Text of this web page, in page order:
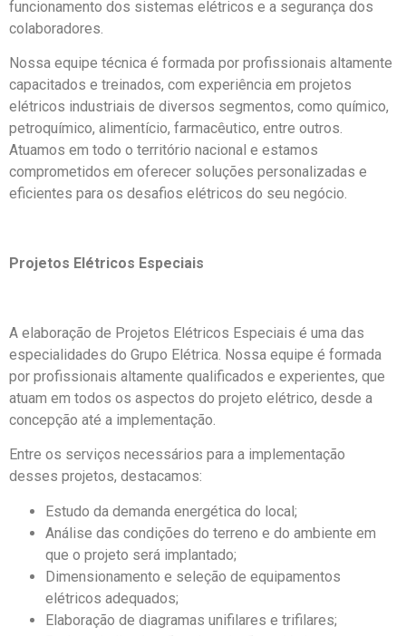
funcionamento dos sistemas elétricos e a segurança dos
colaboradores.
Nossa equipe técnica é formada por profissionais altamente
capacitados e treinados, com experiência em projetos
elétricos industriais de diversos segmentos, como químico,
petroquímico, alimentício, farmacêutico, entre outros.
Atuamos em todo o território nacional e estamos
comprometidos em oferecer soluções personalizadas e
eficientes para os desafios elétricos do seu negócio.
Projetos Elétricos Especiais
A elaboração de Projetos Elétricos Especiais é uma das
especialidades do Grupo Elétrica. Nossa equipe é formada
por profissionais altamente qualificados e experientes, que
atuam em todos os aspectos do projeto elétrico, desde a
concepção até a implementação.
Entre os serviços necessários para a implementação
desses projetos, destacamos:
Estudo da demanda energética do local;
Análise das condições do terreno e do ambiente em
que o projeto será implantado;
Dimensionamento e seleção de equipamentos
elétricos adequados;
Elaboração de diagramas unifilares e trifilares;